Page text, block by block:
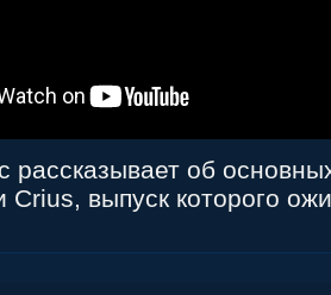
рассказывает об
Crius, выпуск которого